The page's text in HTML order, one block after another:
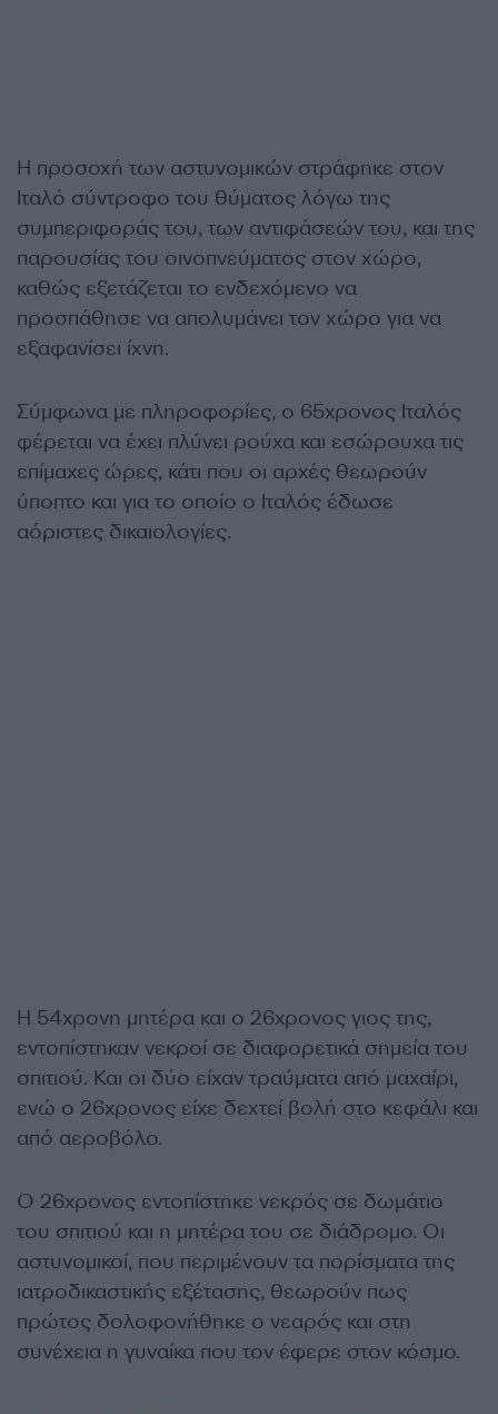
Η προσοχή των αστυνομικών στράφηκε στον
Ιταλό σύντροφο του θύματος λόγω της
συμπεριφοράς του, των αντιφάσεών του, και της
παρουσίας του οινοπνεύματος στον χώρο,
καθώς εξετάζεται το ενδεχόμενο να
προσπάθησε να απολυμάνει τον χώρο για να
εξαφανίσει ίχνη.
Σύμφωνα με πληροφορίες, ο 65χρονος Ιταλός
φέρεται να έχει πλύνει ρούχα και εσώρουχα τις
επίμαχες ώρες, κάτι που οι αρχές θεωρούν
ύποπτο και για το οποίο ο Ιταλός έδωσε
αόριστες δικαιολογίες.
Η 54χρονη μητέρα και ο 26χρονος γιος της,
εντοπίστηκαν νεκροί σε διαφορετικά σημεία του
σπιτιού. Και οι δύο είχαν τραύματα από μαχαίρι,
ενώ ο 26χρονος είχε δεχτεί βολή στο κεφάλι και
από αεροβόλο.
Ο 26χρονος εντοπίστηκε νεκρός σε δωμάτιο
του σπιτιού και η μητέρα του σε διάδρομο. Οι
αστυνομικοί, που περιμένουν τα πορίσματα της
ιατροδικαστικής εξέτασης, θεωρούν πως
πρώτος δολοφονήθηκε ο νεαρός και στη
συνέχεια η γυναίκα που τον έφερε στον κόσμο.